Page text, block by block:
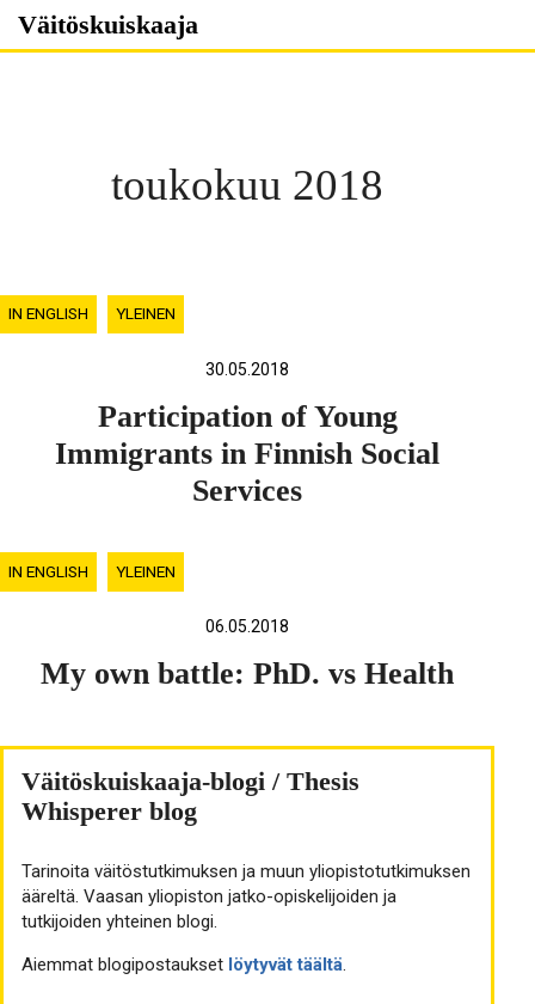
Skip
Väitöskuiskaaja
toukokuu 2018
IN ENGLISH YLEINEN
30.05.2018
Participation of Young
Immigrants in Finnish Social
Services
IN ENGLISH YLEINEN
06.05.2018
My own battle: PhD. vs Health
Väitöskuiskaaja-blogi / Thesis
Whisperer blog
Tarinoita väitöstutkimuksen ja muun yliopistotutkimuksen
ääreltä. Vaasan yliopiston jatko-opiskelijoiden ja
tutkijoiden yhteinen blogi.
Aiemmat blogipostaukset löytyvät täältä.